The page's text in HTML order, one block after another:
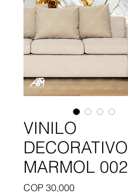
VINILO
DECORATIVO
MARMOL 002
COP 30,000Price